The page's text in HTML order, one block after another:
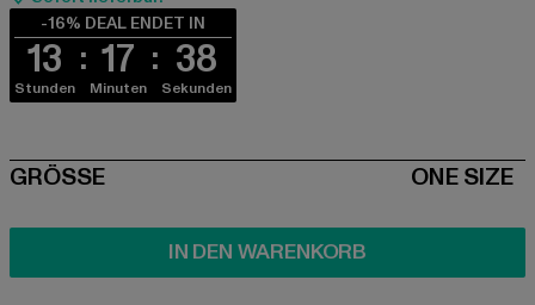
-16% DEAL ENDET IN
13
Stunden
17
Minuten
38
Sekunden
SIZE
GRÖSSE ONE SIZE
IN DEN WARENKORB